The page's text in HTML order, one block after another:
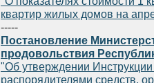
квартир жилых домов на
-----
Постановление
продовольствия
"Об утверждении
распорядителями средств,